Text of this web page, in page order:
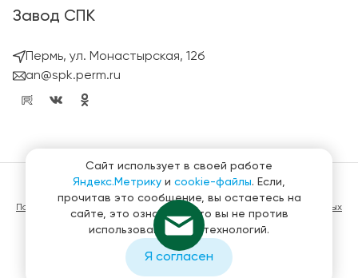
Завод СПК
Пермь, ул. Монастырская, 12б
an@spk.perm.ru
© ГК СтройПанельКомплект 2023 – 2026
Политика конфиденциальности в отношении обработки персональных
данных
Материалы, представленные на сайте не являются публичной
офертой
Создание и продвижение сайтов
Сайт использует в своей работе
Яндекс.Метрику и cookie-файлы. Если,
прочитав это сообщение, вы остаетесь на
сайте, это означает, что вы не против
использования этих технологий.
Я согласен